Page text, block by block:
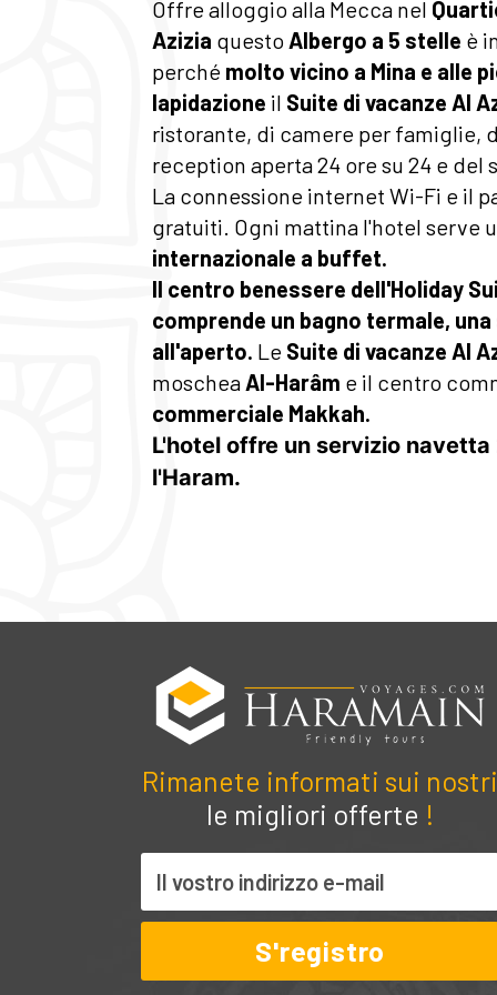
Offre alloggio alla Mecca nel
Azizia questo Albergo a 5 stelle è
perché molto vicino a Mina e alle
lapidazione il Suite di vacanze Al
ristorante, di camere per famiglie,
reception aperta 24 ore su 24 e del
La connessione internet Wi-Fi e il
gratuiti. Ogni mattina l'hotel serve
internazionale a buffet.
Il centro benessere dell'Holiday
comprende un bagno termale,
all'aperto. Le Suite di vacanze Al
moschea Al-Harâm e il centro
commerciale Makkah.
L'hotel offre un servizio
l'Haram.
Rimanete informati sui nostri
le migliori offerte !